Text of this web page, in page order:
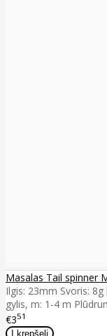
Masalas Tail spinner
Ilgis: 23mm Svoris:
gylis, m: 1-4 m
€351